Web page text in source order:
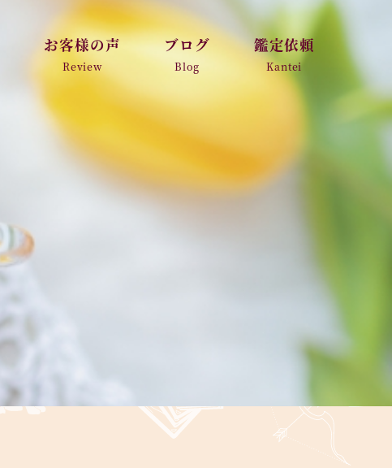
お客様の声
Review
ブログ
Blog
鑑定依頼
Kantei